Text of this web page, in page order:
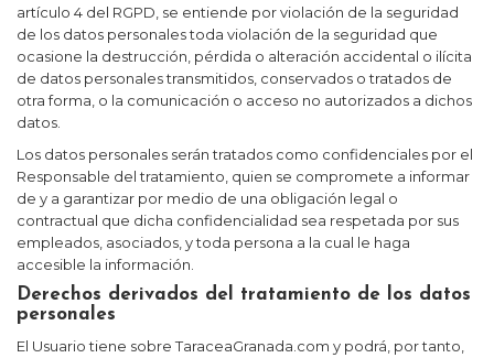
artículo 4 del RGPD, se entiende por violación de la seguridad
de los datos personales toda violación de la seguridad que
ocasione la destrucción, pérdida o alteración accidental o ilícita
de datos personales transmitidos, conservados o tratados de
otra forma, o la comunicación o acceso no autorizados a dichos
datos.
Los datos personales serán tratados como confidenciales por el
Responsable del tratamiento, quien se compromete a informar
de y a garantizar por medio de una obligación legal o
contractual que dicha confidencialidad sea respetada por sus
empleados, asociados, y toda persona a la cual le haga
accesible la información.
Derechos derivados del tratamiento de los datos
personales
El Usuario tiene sobreTaraceaGranada.com y podrá, por tanto,